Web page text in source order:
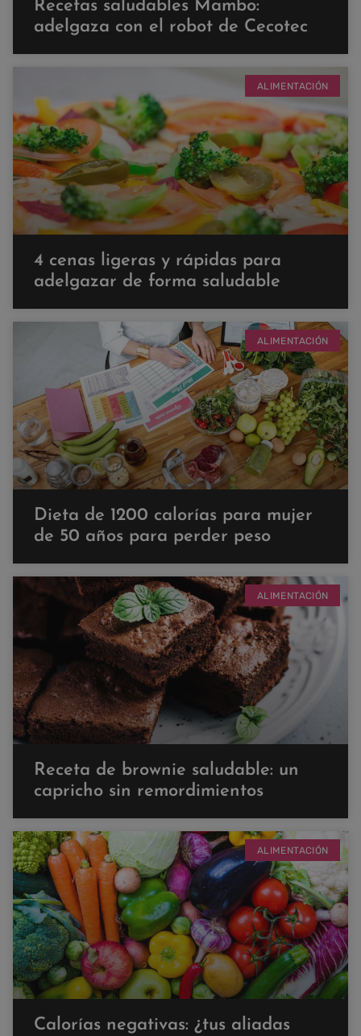
Recetas saludables Mambo:
adelgaza con el robot de Cecotec
ALIMENTACIÓN
4 cenas ligeras y rápidas para
adelgazar de forma saludable
ALIMENTACIÓN
Dieta de 1200 calorías para mujer
de 50 años para perder peso
ALIMENTACIÓN
Receta de brownie saludable: un
capricho sin remordimientos
ALIMENTACIÓN
Calorías negativas: ¿tus aliadas